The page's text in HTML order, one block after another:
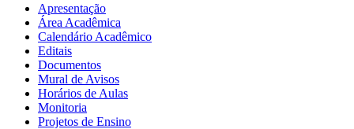
Apresentação
Área Acadêmica
Calendário Acadêmico
Editais
Documentos
Mural de Avisos
Horários de Aulas
Monitoria
Projetos de Ensino